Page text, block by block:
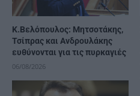
K.Βελόπουλος: Μητσοτάκης,
Τσίπρας και Ανδρουλάκης
ευθύνονται για τις πυρκαγιές
06/08/2026